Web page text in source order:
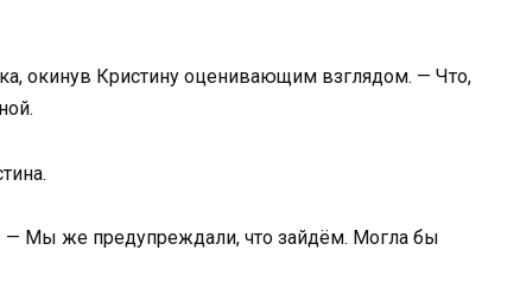
окинув Кристину оценивающим взглядом. — Что,
— Мы же предупреждали, что зайдём. Могла бы